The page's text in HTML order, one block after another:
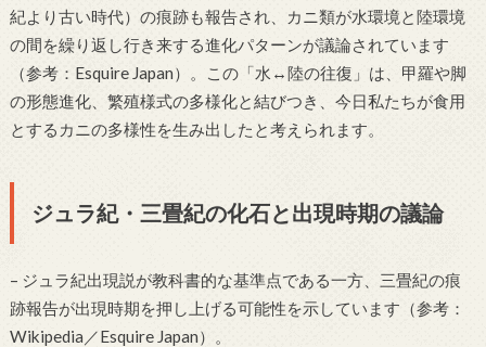
紀より古い時代）の痕跡も報告され、カニ類が水環境と陸環境
の間を繰り返し行き来する進化パターンが議論されています
（参考：Esquire Japan）。この「水↔陸の往復」は、甲羅や脚
の形態進化、繁殖様式の多様化と結びつき、今日私たちが食用
とするカニの多様性を生み出したと考えられます。
ジュラ紀・三畳紀の化石と出現時期の議論
– ジュラ紀出現説が教科書的な基準点である一方、三畳紀の痕
跡報告が出現時期を押し上げる可能性を示しています（参考：
Wikipedia／Esquire Japan）。